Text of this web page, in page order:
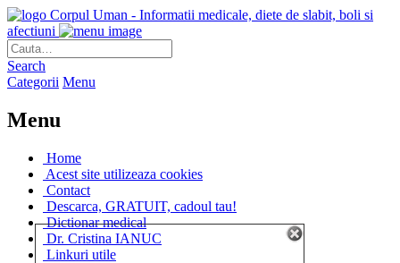
Corpul Uman - Informatii medicale, diete de slabit, boli si
afectiuni
Search
Categorii Menu
Menu
Home
Acest site utilizeaza cookies
Contact
Descarca, GRATUIT, cadoul tau!
Dictionar medical
Dr. Cristina IANUC
Linkuri utile